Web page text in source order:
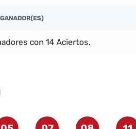
GANADOR(ES)
con 14 Aciertos.